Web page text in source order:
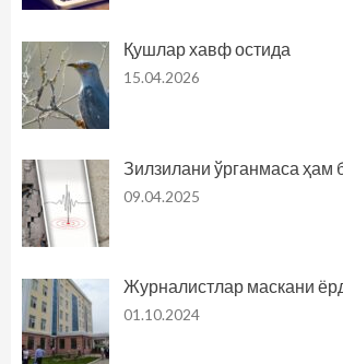
Қушлар хавф остида
15.04.2026
Зилзилани ўрганмаса ҳам
09.04.2025
Журналистлар маскани
01.10.2024